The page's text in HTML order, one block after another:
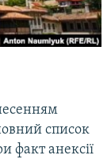
список
факт анексії